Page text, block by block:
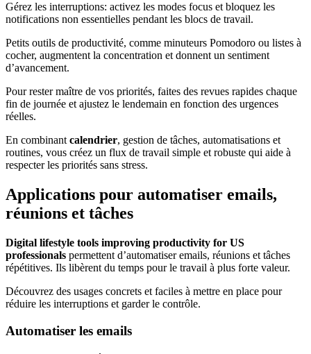
Gérez les interruptions: activez les modes focus et bloquez les
notifications non essentielles pendant les blocs de travail.
Petits outils de productivité, comme minuteurs Pomodoro ou listes à
cocher, augmentent la concentration et donnent un sentiment
d’avancement.
Pour rester maître de vos priorités, faites des revues rapides chaque
fin de journée et ajustez le lendemain en fonction des urgences
réelles.
En combinantcalendrier, gestion de tâches, automatisations et
routines, vous créez un flux de travail simple et robuste qui aide à
respecter les priorités sans stress.
Applications pour automatiser emails,
réunions et tâches
Digital lifestyle tools improving productivity for US
professionals permettent d’automatiser emails, réunions et tâches
répétitives. Ils libèrent du temps pour le travail à plus forte valeur.
Découvrez des usages concrets et faciles à mettre en place pour
réduire les interruptions et garder le contrôle.
Automatiser les emails